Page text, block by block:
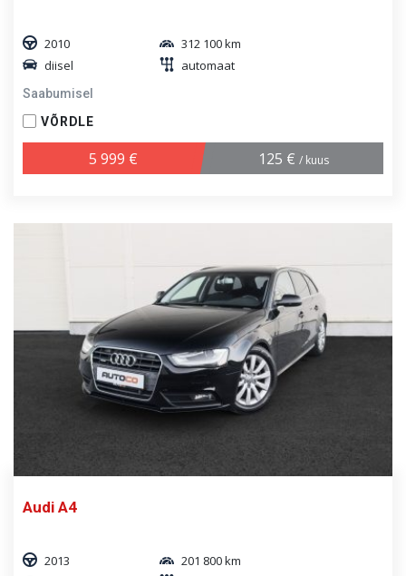
2010
312 100 km
diisel
automaat
Saabumisel
VÕRDLE
5 999 € 125 € / kuus
Audi A4
2013
201 800 km